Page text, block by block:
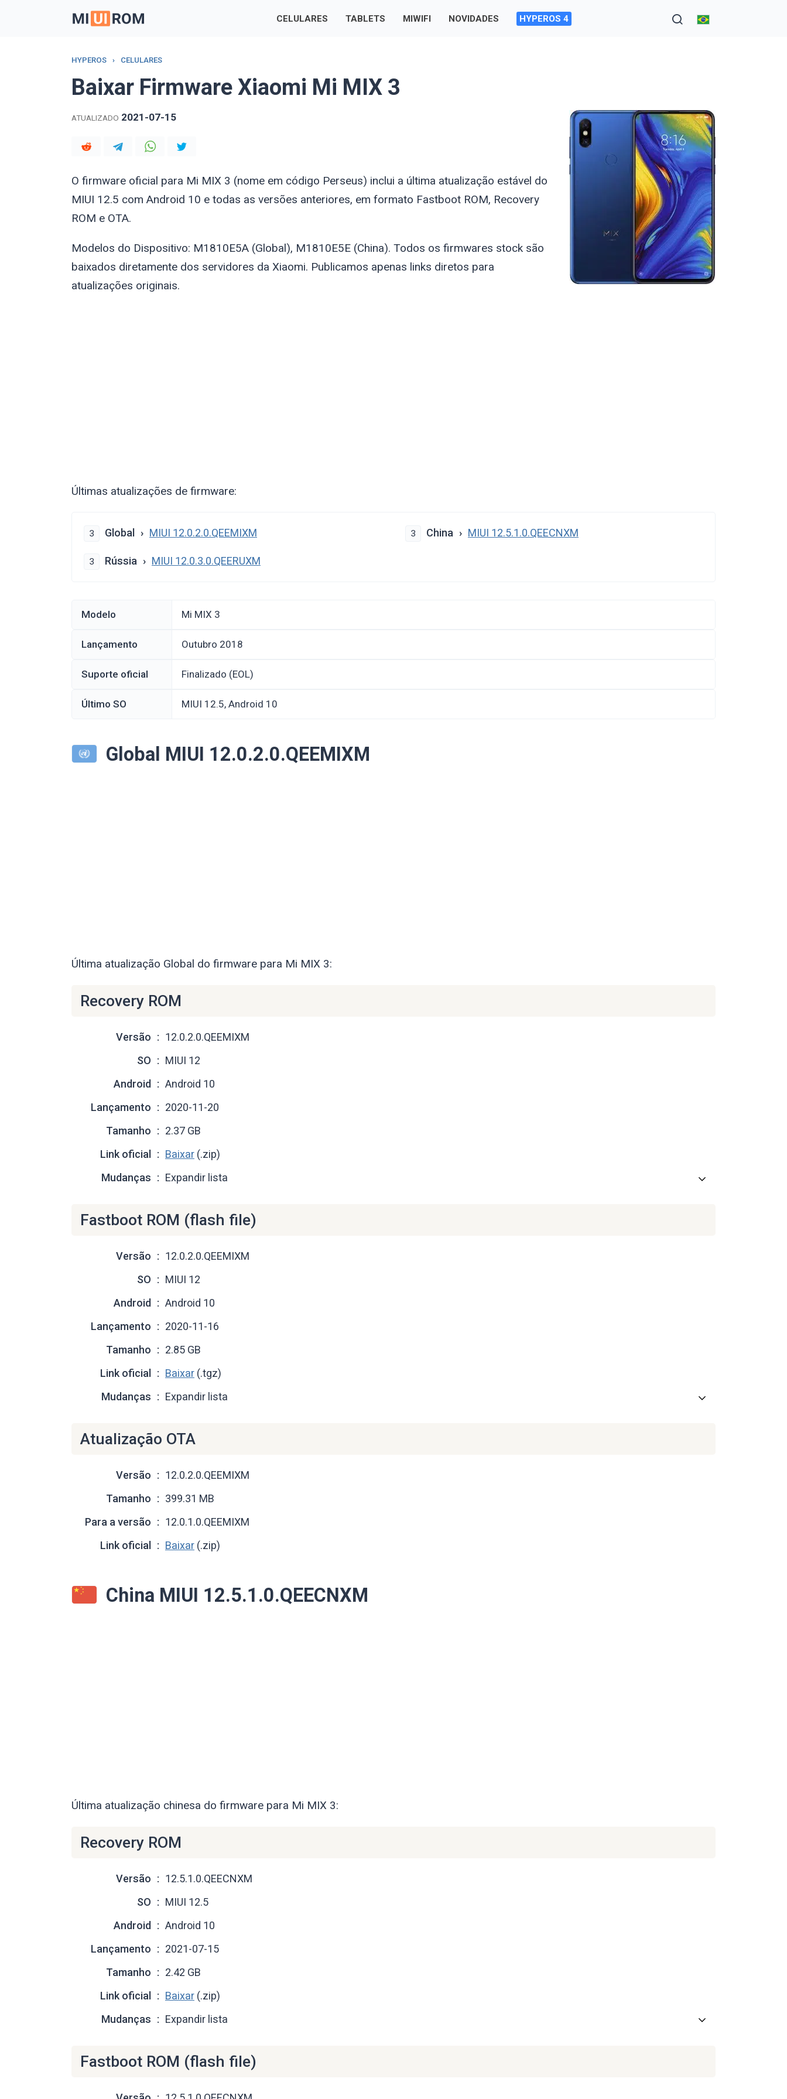
CELULARES TABLETS MIWIFI NOVIDADES HYPEROS 4
HYPEROS › CELULARES
Baixar Firmware Xiaomi Mi MIX 3
ATUALIZADO 2021-07-15
O firmware oficial para Mi MIX 3 (nome em código Perseus) inclui a última atualização estável do
MIUI 12.5 com Android 10 e todas as versões anteriores, em formato Fastboot ROM, Recovery
ROM e OTA.
Modelos do Dispositivo: M1810E5A (Global), M1810E5E (China). Todos os firmwares stock são
baixados diretamente dos servidores da Xiaomi. Publicamos apenas links diretos para
atualizações originais.
Últimas atualizações de firmware:
3 Global MIUI 12.0.2.0.QEEMIXM 3 China MIUI 12.5.1.0.QEECNXM
3 Rússia MIUI 12.0.3.0.QEERUXM
Modelo Mi MIX 3
Lançamento outubro 2018
Suporte oficial Finalizado (EOL)
Último SO MIUI 12.5, Android 10
Global MIUI 12.0.2.0.QEEMIXM
Última atualização Global do firmware para Mi MIX 3:
Recovery ROM
Versão
12.0.2.0.QEEMIXM
SO
MIUI 12
Android
Android 10
Lançamento
2020-11-20
Tamanho
2.37 GB
Link oficial
Baixar (.zip)
Mudanças
Expandir lista
Fastboot ROM (flash file)
Versão
12.0.2.0.QEEMIXM
SO
MIUI 12
Android
Android 10
Lançamento
2020-11-16
Tamanho
2.85 GB
Link oficial
Baixar (.tgz)
Mudanças
Expandir lista
Atualização OTA
Versão
12.0.2.0.QEEMIXM
Tamanho
399.31 MB
Para a versão
12.0.1.0.QEEMIXM
Link oficial
Baixar (.zip)
China MIUI 12.5.1.0.QEECNXM
Última atualização chinesa do firmware para Mi MIX 3:
Recovery ROM
Versão
12.5.1.0.QEECNXM
SO
MIUI 12.5
Android
Android 10
Lançamento
2021-07-15
Tamanho
2.42 GB
Link oficial
Baixar (.zip)
Mudanças
Expandir lista
Fastboot ROM (flash file)